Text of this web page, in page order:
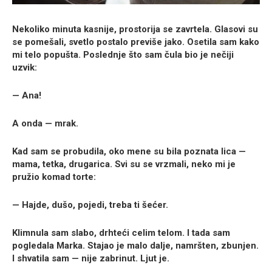
Nekoliko minuta kasnije, prostorija se zavrtela. Glasovi su
se pomešali, svetlo postalo previše jako. Osetila sam kako
mi telo popušta. Poslednje što sam čula bio je nečiji
uzvik:
— Ana!
A onda — mrak.
Kad sam se probudila, oko mene su bila poznata lica —
mama, tetka, drugarica. Svi su se vrzmali, neko mi je
pružio komad torte:
— Hajde, dušo, pojedi, treba ti šećer.
Klimnula sam slabo, drhteći celim telom. I tada sam
pogledala Marka. Stajao je malo dalje, namršten, zbunjen.
I shvatila sam — nije zabrinut. Ljut je.